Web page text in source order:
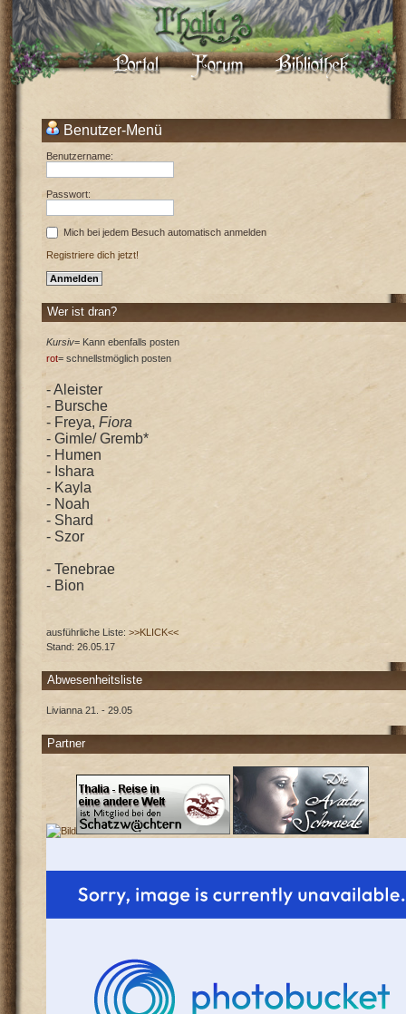
Benutzer-Menü
Benutzername:
Passwort:
Mich bei jedem Besuch automatisch anmelden
Registriere dich jetzt!
Wer ist dran?
Kursiv= Kann ebenfalls posten
rot= schnellstmöglich posten
- Aleister
- Bursche
- Freya,Fiora
- Gimle/ Gremb*
- Humen
- Ishara
- Kayla
- Noah
- Shard
- Szor
- Tenebrae
- Bion
ausführliche Liste:>>KLICK<<
Stand: 26.05.17
Abwesenheitsliste
Livianna 21. - 29.05
Partner